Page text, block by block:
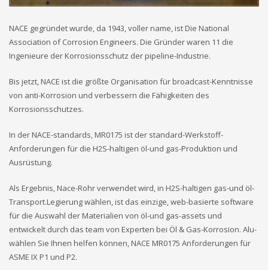
NACE gegründet wurde, da 1943, voller name, ist Die National
Association of Corrosion Engineers. Die Gründer waren 11 die
Ingenieure der Korrosionsschutz der pipeline-Industrie.
Bis jetzt, NACE ist die größte Organisation für broadcast-Kenntnisse
von anti-Korrosion und verbessern die Fähigkeiten des
Korrosionsschutzes.
In der NACE-standards, MR0175 ist der standard-Werkstoff-
Anforderungen für die H2S-haltigen öl-und gas-Produktion und
Ausrüstung.
Als Ergebnis, Nace-Rohr verwendet wird, in H2S-haltigen gas-und öl-
Transport.Legierung wählen, ist das einzige, web-basierte software
für die Auswahl der Materialien von öl-und gas-assets und
entwickelt durch das team von Experten bei Öl & Gas-Korrosion. Alu-
wählen Sie Ihnen helfen können, NACE MR0175 Anforderungen für
ASME IX P1 und P2.